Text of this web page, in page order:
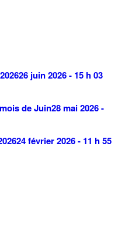
26 juin 2026 - 15 h 03
de Juin28 mai 2026 -
24 février 2026 - 11 h 55